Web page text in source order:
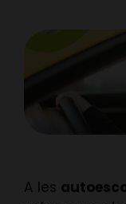
A les